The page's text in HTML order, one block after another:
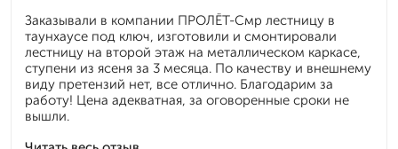
Заказывали в компании ПРОЛЁТ-Смр лестницу в
таунхаусе под ключ, изготовили и смонтировали
лестницу на второй этаж на металлическом каркасе,
ступени из ясеня за 3 месяца. По качеству и внешнему
виду претензий нет, все отлично. Благодарим за
работу! Цена адекватная, за оговоренные сроки не
вышли.